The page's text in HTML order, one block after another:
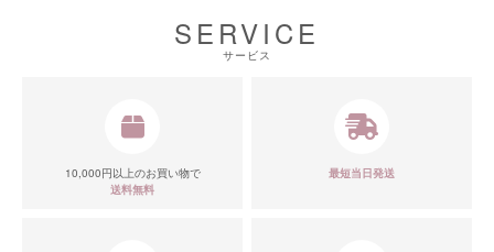
SERVICE
サービス
10,000円以上のお買い物で
送料無料
最短当日発送